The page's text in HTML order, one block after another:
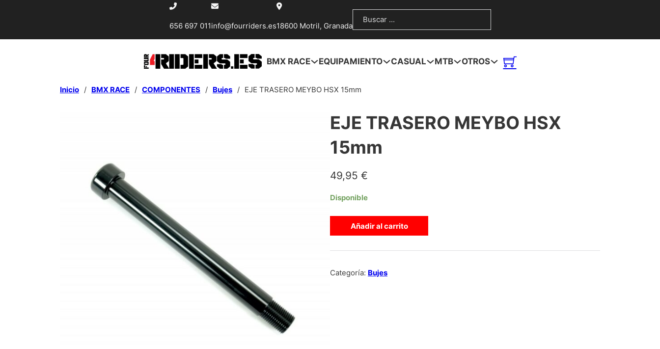
656 697 011info@fourriders.es18600 Motril, GranadaBuscar
BMX RACE EQUIPAMIENTO CASUAL MTB OTROS
Inicio / BMX RACE / COMPONENTES / Bujes / EJE TRASERO MEYBO HSX 15mm
EJE TRASERO MEYBO HSX
15mm
49,95 €
Disponible
EJE TRASERO MEYBO HSX 15mm cantidad
Añadir al carrito
Categoría: Bujes